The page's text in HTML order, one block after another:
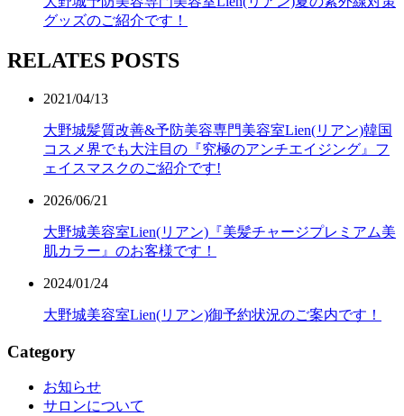
グッズのご紹介です！
RELATES POSTS
2021/04/13
大野城髪質改善&予防美容専門美容室Lien(リアン)韓国
コスメ界でも大注目の『究極のアンチエイジング』フ
ェイスマスクのご紹介です!
2026/06/21
大野城美容室Lien(リアン)『美髪チャージプレミアム美
肌カラー』のお客様です！
2024/01/24
大野城美容室Lien(リアン)御予約状況のご案内です！
Category
お知らせ
サロンについて